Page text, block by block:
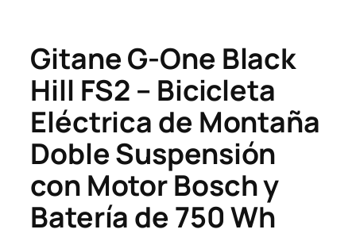
r
a
:
3
.
9
3
.
7
5
0
,
d
Gitane G-One Black
Hill FS2 – Bicicleta
Eléctrica de Montaña
Doble Suspensión
con Motor Bosch y
Batería de 750 Wh